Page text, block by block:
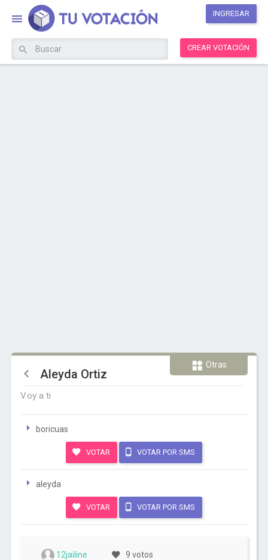
INGRESAR
CREAR VOTACIÓN
Otras
Aleyda Ortiz
Voy a ti
boricuas
VOTAR VOTAR POR SMS
aleyda
VOTAR VOTAR POR SMS
12jailine 9 votos